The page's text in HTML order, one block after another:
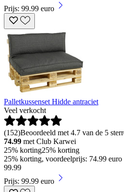
Prijs: 99.99 euro
Palletkussenset Hidde antraciet
Veel verkocht
(152)Beoordeeld met 4.7 van de 5
74.99 met Club Karwei
25% korting25% korting
25% korting, voordeelprijs: 74.99
99.99
Prijs: 99.99 euro